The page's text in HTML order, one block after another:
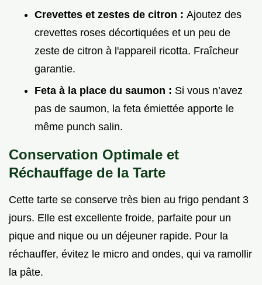
Crevettes et zestes de citron : Ajoutez des
crevettes roses décortiquées et un peu de
zeste de citron à l'appareil ricotta. Fraîcheur
garantie.
Feta à la place du saumon : Si vous n’avez
pas de saumon, la feta émiettée apporte le
même punch salin.
Conservation Optimale et
Réchauffage de la Tarte
Cette tarte se conserve très bien au frigo pendant 3
jours. Elle est excellente froide, parfaite pour un
pique and nique ou un déjeuner rapide. Pour la
réchauffer, évitez le micro and ondes, qui va ramollir
la pâte.